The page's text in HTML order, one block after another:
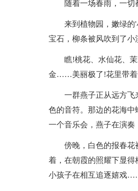
随着一场春雨，一切
来到植物园，嫩绿的
宝石，柳条被风吹到了小
瞧!桃花、水仙花、
金……美丽极了!花里带着
一群燕子正从远方
色的音符。那边的花海中
一个音乐会，燕子在演奏
傍晚，白色的报春花
着，在朝霞的照耀下显得
小孩子在相互追逐嬉戏